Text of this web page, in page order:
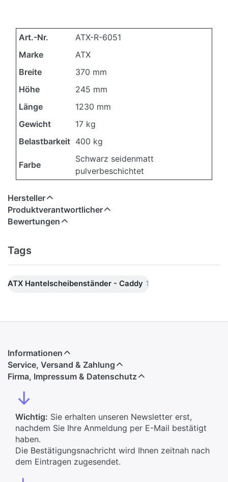
Art.-Nr.
ATX-R-6051
Marke
ATX
Breite
370 mm
Höhe
245 mm
Länge
1230 mm
Gewicht
17 kg
Belastbarkeit 400 kg
Farbe
Schwarz seidenmatt
pulverbeschichtet
Hersteller
Produktverantwortlicher
Bewertungen
Tags
ATX Hantelscheibenständer - Caddy 1
Informationen
Service, Versand & Zahlung
Firma, Impressum & Datenschutz
↓
Wichtig: Sie erhalten unseren Newsletter erst,
nachdem Sie Ihre Anmeldung per E-Mail bestätigt
haben.
Die Bestätigungsnachricht wird Ihnen zeitnah nach
dem Eintragen zugesendet.